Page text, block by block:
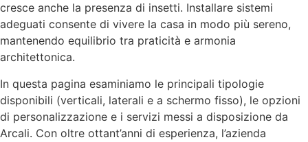
cresce anche la presenza di insetti. Installare sistemi
adeguati consente di vivere la casa in modo più sereno,
mantenendo equilibrio tra praticità e armonia
architettonica.
In questa pagina esaminiamo le principali tipologie
disponibili (verticali, laterali e a schermo fisso), le opzioni
di personalizzazione e i servizi messi a disposizione da
Arcali. Con oltre ottant’anni di esperienza, l’azienda